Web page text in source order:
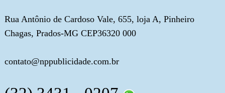
Rua Antônio de Cardoso Vale, 655, loja A, Pinheiro
Chagas, Prados-MG CEP36320 000
contato@nppublicidade.com.br